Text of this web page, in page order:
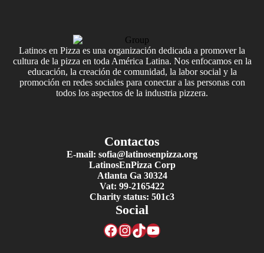
Latinos en Pizza es una organización dedicada a promover la
cultura de la pizza en toda América Latina. Nos enfocamos en la
educación, la creación de comunidad, la labor social y la
promoción en redes sociales para conectar a las personas con
todos los aspectos de la industria pizzera.
Contactos
E-mail: sofia@latinosenpizza.org
LatinosEnPizza Corp
Atlanta Ga 30324
Vat: 99-2165422
Charity status: 501c3
Social
Facebook
Instagram
TikTok
YouTube